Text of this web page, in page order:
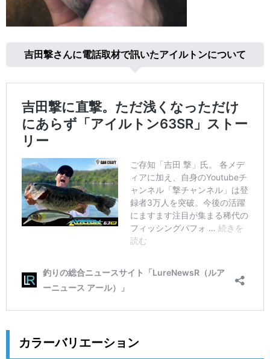
吉田撃さんに電話取材で訊いたアイルトンについて
カラーバリエーション